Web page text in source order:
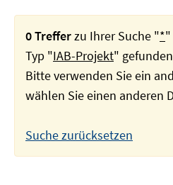
0 Trefferzu Ihrer Suche "*"
Typ "IAB-Projekt"
Bitte verwenden Sie ein
wählen Sie einen anderen
Suche zurücksetzen